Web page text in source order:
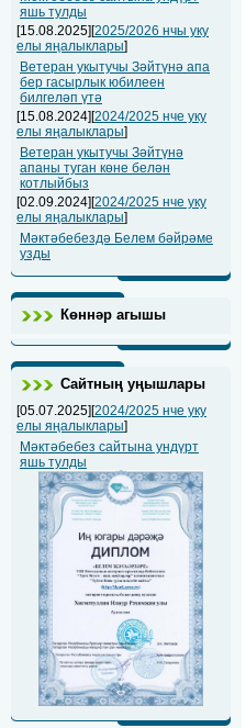
яшь тулды
[15.08.2025][2025/2026 нчы уку
елы яңалыклары]
Ветеран укытучы Зәйтүнә апа
бер гасырлык юбилеен
билгеләп үтә
[15.08.2024][2024/2025 нче уку
елы яңалыклары]
Ветеран укытучы Зәйтүнә
апаны туган көне белән
котлыйбыз
[02.09.2024][2024/2025 нче уку
елы яңалыклары]
Мәктәбебездә Белем бәйрәме
узды
Көннәр агышы
Сайтның уңышлары
[05.07.2025][2024/2025 нче уку
елы яңалыклары]
Мәктәбебез сайтына ундүрт
яшь тулды